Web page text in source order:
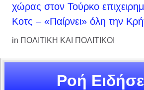
χώρας στον Τούρκο
Κοτς – «Παίρνει» όλη την
in ΠΟΛΙΤΙΚΗ ΚΑΙ ΠΟΛΙΤΙΚΟΙ
Ροή